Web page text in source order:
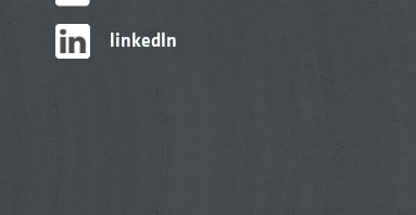
linkedIn